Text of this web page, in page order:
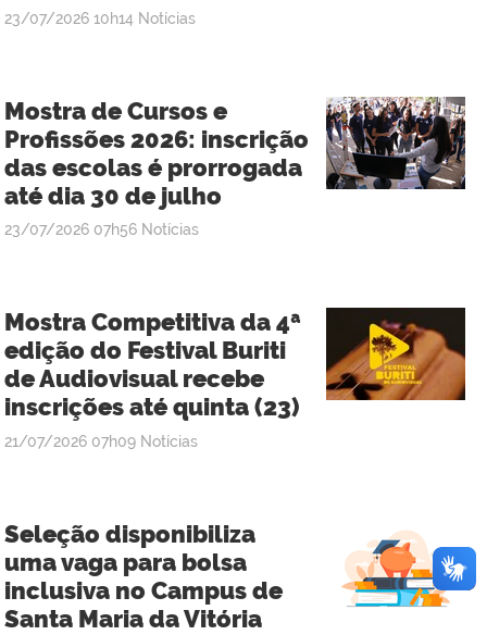
publicado
23/07/2026 10h14 Notícias
Mostra de Cursos e
Profissões 2026: inscrição
das escolas é prorrogada
até dia 30 de julho
publicado
23/07/2026 07h56 Notícias
Mostra Competitiva da 4ª
edição do Festival Buriti
de Audiovisual recebe
inscrições até quinta (23)
publicado
21/07/2026 07h09 Notícias
Seleção disponibiliza
uma vaga para bolsa
inclusiva no Campus de
Santa Maria da Vitória